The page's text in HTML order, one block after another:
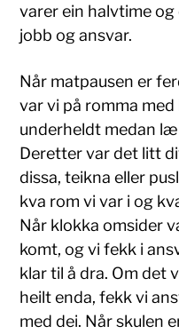
varer ein halvtime
jobb og ansvar.
Når matpausen er
var vi på romma
underheldt medan
Deretter var det litt
dissa, teikna eller
kva rom vi var i og
Når klokka omsider
komt, og vi fekk i
klar til å dra. Om det
heilt enda, fekk vi
med dei. Når skulen